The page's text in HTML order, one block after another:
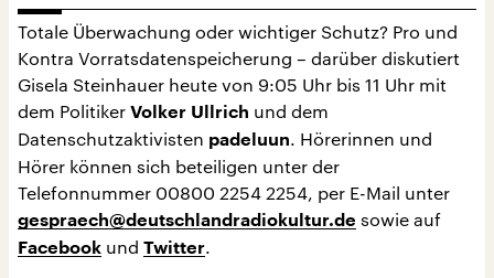
Totale Überwachung oder wichtiger Schutz? Pro und
Kontra Vorratsdatenspeicherung – darüber diskutiert
Gisela Steinhauer heute von 9:05 Uhr bis 11 Uhr mit
dem Politiker Volker Ullrich und dem
Datenschutzaktivisten padeluun. Hörerinnen und
Hörer können sich beteiligen unter der
Telefonnummer 00800 2254 2254, per E-Mail unter
gespraech@deutschlandradiokultur.de sowie auf
Facebook und Twitter.